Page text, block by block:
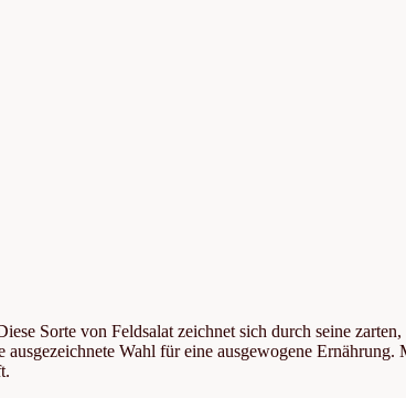
Sorte von Feldsalat zeichnet sich durch seine
Wahl für eine ausgewogene Ernährung.